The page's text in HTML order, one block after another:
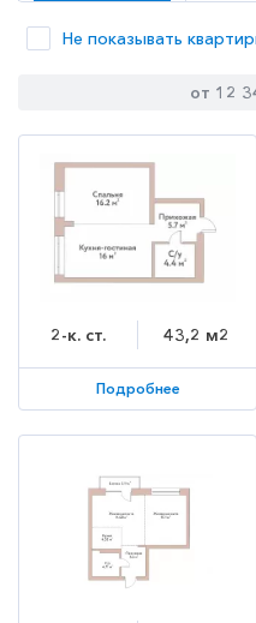
Не показывать
от 12
2-к. ст. 43,2 м2
Подробнее